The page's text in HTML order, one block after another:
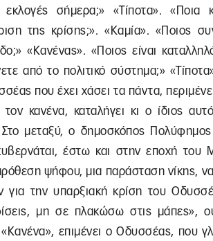
σήμερα;» «Τίποτα». «Ποια
της κρίσης;». «Καμία». «Ποιος
«Κανένας». «Ποιος είναι
από το πολιτικό σύστημα;»
που έχει χάσει τα πάντα,
κανένα, καταλήγει κι ο ίδιος
μεταξύ, ο δημοσκόπος Πολύφημος
έστω και στην εποχή του
ψήφου, μια παράσταση νίκης,
για την υπαρξιακή κρίση του
μη σε πλακώσω στις μάπες»,
επιμένει ο Οδυσσέας, που